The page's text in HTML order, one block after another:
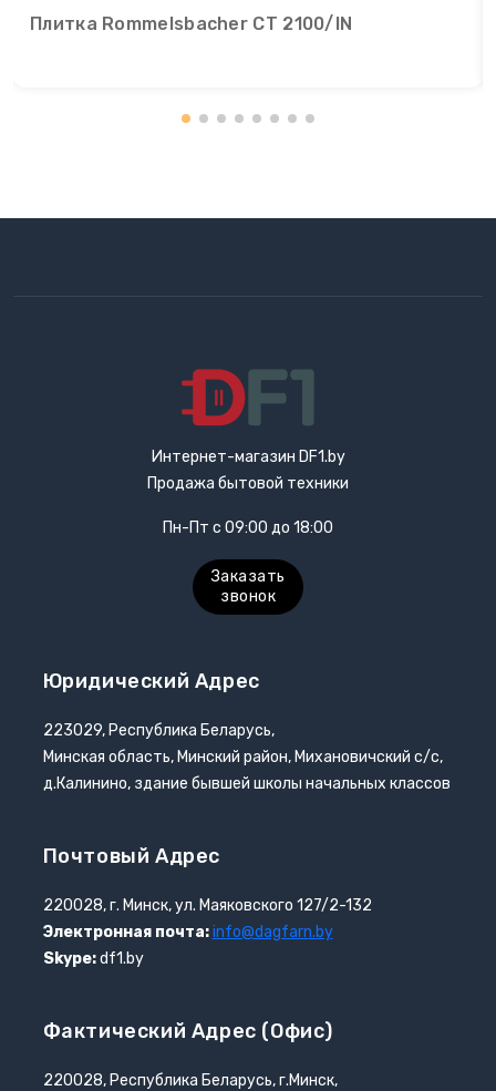
Плитка Rommelsbacher CT 2100/IN
Интернет-магазин DF1.by
Продажа бытовой техники
Пн-Пт с 09:00 до 18:00
Заказать
звонок
Юридический Адрес
223029, Республика Беларусь,
Минская область, Минский район, Михановичский с/с,
д.Калинино, здание бывшей школы начальных классов
Почтовый Адрес
220028, г. Минск, ул. Маяковского 127/2-132
Электронная почта: info@dagfarn.by
Skype:df1.by
Фактический Адрес (офис)
220028, Республика Беларусь, г.Минск,